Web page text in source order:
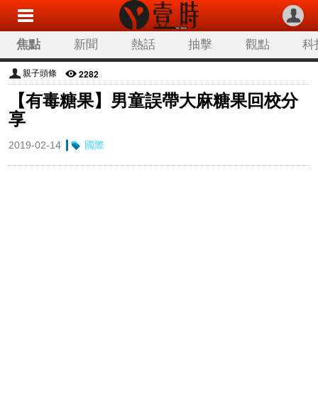
焦點 新聞 熱話 抽擊 觀點 科
親子頭條 2282
【有毒糖果】男童誤帶大麻糖果回校分
享
2019-02-14 國際